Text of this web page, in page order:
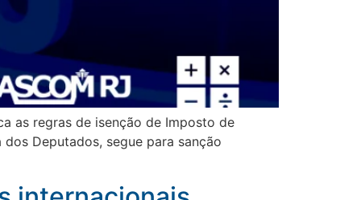
as regras de isenção de Imposto de
Deputados, segue para sanção